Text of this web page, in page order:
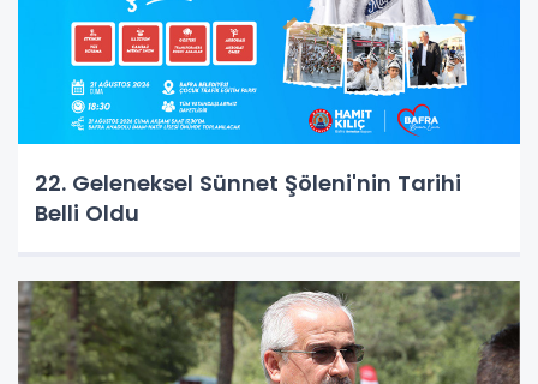
22. Geleneksel Sünnet Şöleni'nin Tarihi
Belli Oldu